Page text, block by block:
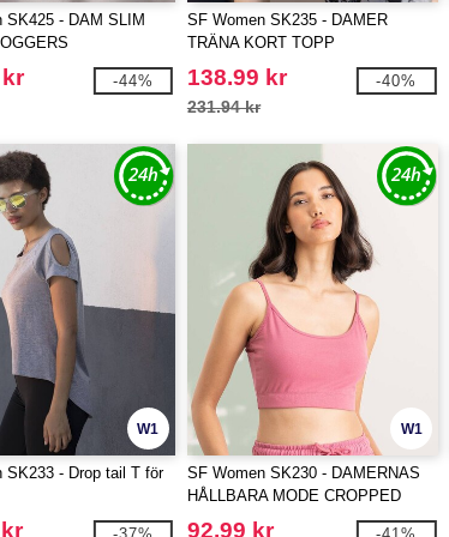
SK425 - DAM SLIM
-44%
SF Women SK235 - DAMER
TRÄNA KORT TOPP
138.99 kr
231.94 kr
-40%
W1
SK233 - Drop tail T för
W1
SF Women SK230 - DAMERNAS
HÅLLBARA MODE CROPPED
TOPP
92.99 kr